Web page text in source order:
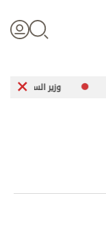
وزير السياحة والآثار الفلسطيني لـ«الاتحاد»: